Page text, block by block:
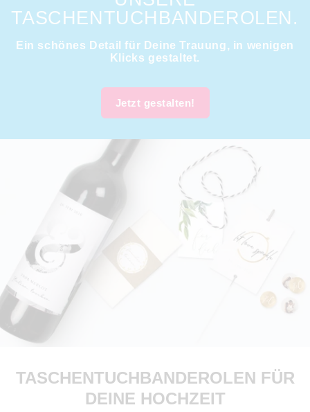
TASCHENTUCHBANDEROLEN.
Ein schönes Detail für Deine Trauung, in wenigen
Klicks gestaltet.
Jetzt gestalten!
TASCHENTUCHBANDEROLEN FÜR
DEINE HOCHZEIT